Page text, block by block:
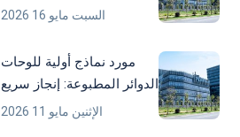
Difference?السبت مايو 16 2026
مورد نماذج أولية للوحات
الدوائر المطبوعة: إنجاز سريع
ونماذج أولية موثوقة
الإثنين مايو 11 2026